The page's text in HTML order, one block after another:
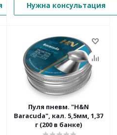
Нужна консультация
Пуля пневм. "H&N
Baracuda", кал. 5,5мм, 1,37
г (200 в банке)